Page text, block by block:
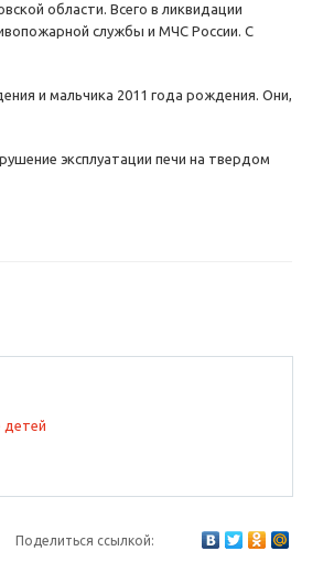
области. Всего в ликвидации
службы и МЧС России. С
и мальчика 2011 года рождения. Они,
эксплуатации печи на твердом
Поделиться ссылкой: